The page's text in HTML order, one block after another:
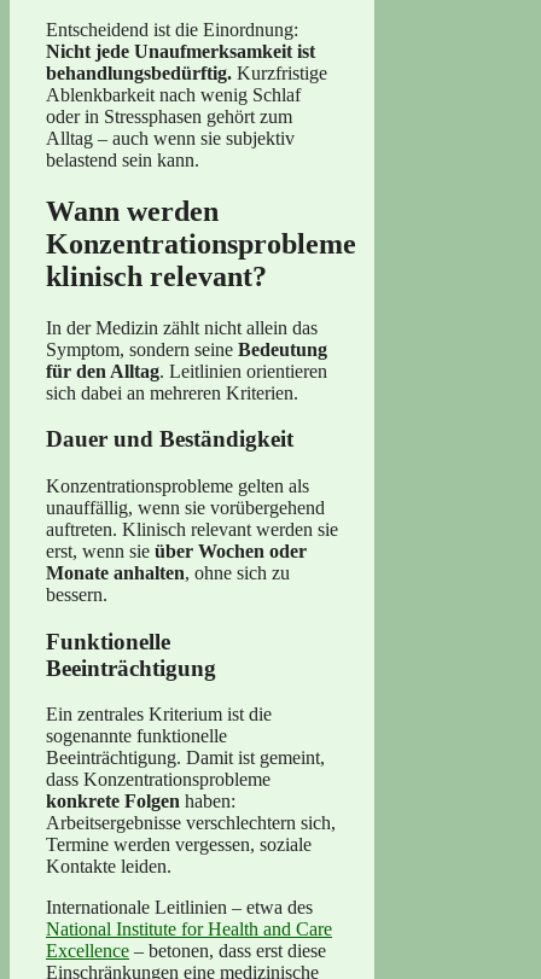
Entscheidend ist die Einordnung:
Nicht jede Unaufmerksamkeit ist
behandlungsbedürftig. Kurzfristige
Ablenkbarkeit nach wenig Schlaf
oder in Stressphasen gehört zum
Alltag – auch wenn sie subjektiv
belastend sein kann.
Wann werden
Konzentrationsprobleme
klinisch relevant?
In der Medizin zählt nicht allein das
Symptom, sondern seine Bedeutung
für den Alltag. Leitlinien orientieren
sich dabei an mehreren Kriterien.
Dauer und Beständigkeit
Konzentrationsprobleme gelten als
unauffällig, wenn sie vorübergehend
auftreten. Klinisch relevant werden sie
erst, wenn sie über Wochen oder
Monate anhalten, ohne sich zu
bessern.
Funktionelle
Beeinträchtigung
Ein zentrales Kriterium ist die
sogenannte funktionelle
Beeinträchtigung. Damit ist gemeint,
dass Konzentrationsprobleme
konkrete Folgen haben:
Arbeitsergebnisse verschlechtern sich,
Termine werden vergessen, soziale
Kontakte leiden.
Internationale Leitlinien – etwa des
National Institute for Health and Care
Excellence – betonen, dass erst diese
Einschränkungen eine medizinische